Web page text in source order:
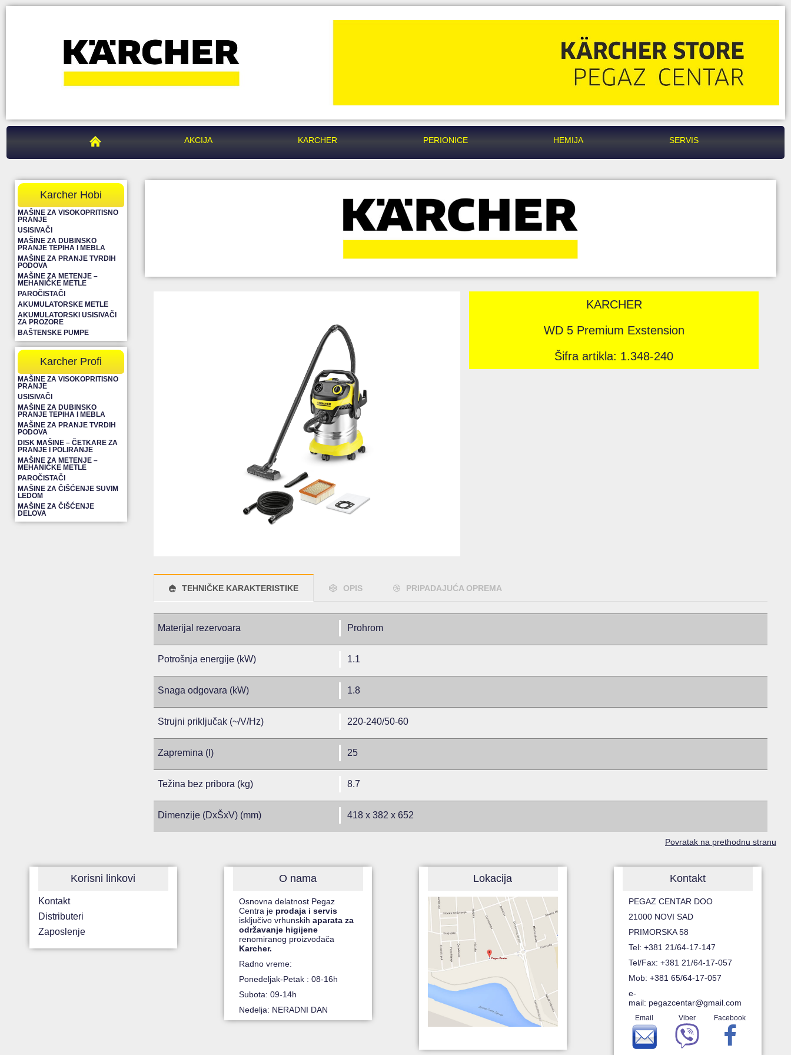
PEGAZ CENTAR AKCIJA KARCHER PERIONICE HEMIJA SERVIS
Karcher Hobi
MAŠINE ZA VISOKOPRITISNO
PRANJE
USISIVAČI
MAŠINE ZA DUBINSKO
PRANJE TEPIHA I MEBLA
MAŠINE ZA PRANJE TVRDIH
PODOVA
MAŠINE ZA METENJE –
MEHANIČKE METLE
PAROČISTAČI
AKUMULATORSKE METLE
AKUMULATORSKI USISIVAČI
ZA PROZORE
BAŠTENSKE PUMPE
Karcher Profi
MAŠINE ZA VISOKOPRITISNO
PRANJE
USISIVAČI
MAŠINE ZA DUBINSKO
PRANJE TEPIHA I MEBLA
MAŠINE ZA PRANJE TVRDIH
PODOVA
DISK MAŠINE – ČETKARE ZA
PRANJE I POLIRANJE
MAŠINE ZA METENJE –
MEHANIČKE METLE
PAROČISTAČI
MAŠINE ZA ČIŠĆENJE SUVIM
LEDOM
MAŠINE ZA ČIŠĆENJE
DELOVA
KARCHER
WD 5 Premium Exstension
Šifra artikla: 1.348-240
TEHNIČKE KARAKTERISTIKE OPIS PRIPADAJUĆA OPREMA
Materijal rezervoara Prohrom
Potrošnja energije (kW) 1.1
Snaga odgovara (kW) 1.8
Strujni priključak (~/V/Hz) 220-240/50-60
Zapremina (l) 25
Težina bez pribora (kg) 8.7
Dimenzije (DxŠxV) (mm) 418 x 382 x 652
Povratak na prethodnu stranu
Korisni linkovi
Kontakt
Distributeri
Zaposlenje
O nama
Osnovna delatnost Pegaz
Centra je prodaja i servis
isključivo vrhunskihaparata za
održavanje higijene
renomiranog proizvođača
Karcher.
Radno vreme:
Ponedeljak-Petak : 08-16h
Subota: 09-14h
Nedelja: NERADNI DAN
Lokacija Kontakt
PEGAZ CENTAR DOO
21000 NOVI SAD
PRIMORSKA 58
Tel: +381 21/64-17-147
Tel/Fax: +381 21/64-17-057
Mob: +381 65/64-17-057
e-
mail: pegazcentar@gmail.com
Email Viber Facebook